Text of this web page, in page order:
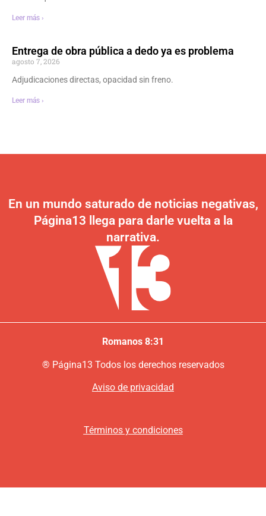
Leer más ›
Entrega de obra pública a dedo ya es problema
agosto 7, 2026
Adjudicaciones directas, opacidad sin freno.
Leer más ›
En un mundo saturado de noticias negativas,
Página13 llega para darle vuelta a la
narrativa.
Romanos 8:31
® Página13 Todos los derechos reservados
Aviso de privacidad
Términos y condiciones